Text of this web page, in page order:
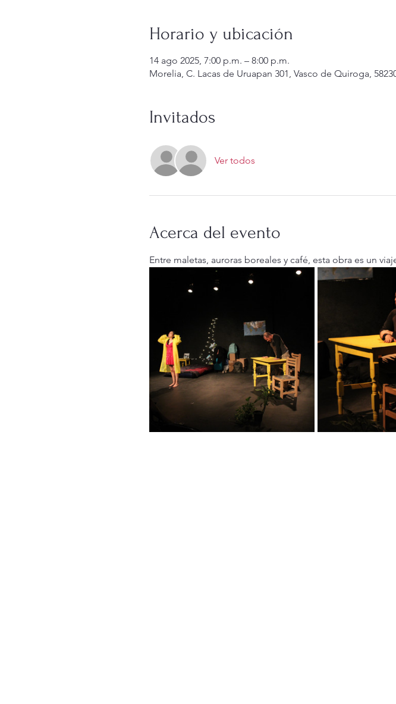
Horario y ubicación
14 ago 2025, 7:00 p.m. – 8:00 p.m.
Morelia, C. Lacas de Uruapan 301, Vasco de Quiroga,
Invitados
Ver todos
Acerca del evento
Entre maletas, auroras boreales y café, esta obra es un